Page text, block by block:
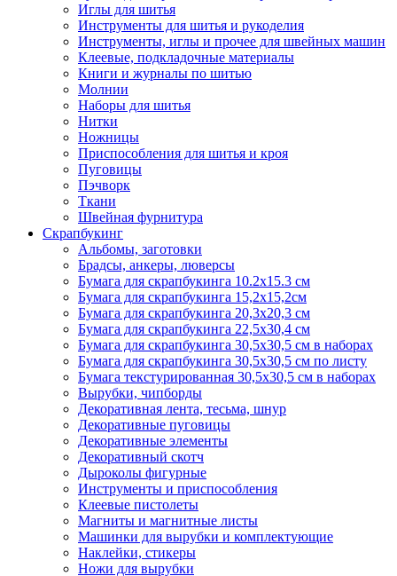
Иглы для шитья
Инструменты для шитья и рукоделия
Инструменты, иглы и прочее для швейных машин
Клеевые, подкладочные материалы
Книги и журналы по шитью
Молнии
Наборы для шитья
Нитки
Ножницы
Приспособления для шитья и кроя
Пуговицы
Пэчворк
Ткани
Швейная фурнитура
Скрапбукинг
Альбомы, заготовки
Брадсы, анкеры, люверсы
Бумага для скрапбукинга 10.2х15.3 см
Бумага для скрапбукинга 15,2х15,2см
Бумага для скрапбукинга 20,3х20,3 см
Бумага для скрапбукинга 22,5х30,4 см
Бумага для скрапбукинга 30,5х30,5 см в наборах
Бумага для скрапбукинга 30,5х30,5 см по листу
Бумага текстурированная 30,5х30,5 см в наборах
Вырубки, чипборды
Декоративная лента, тесьма, шнур
Декоративные пуговицы
Декоративные элементы
Декоративный скотч
Дыроколы фигурные
Инструменты и приспособления
Клеевые пистолеты
Магниты и магнитные листы
Машинки для вырубки и комплектующие
Наклейки, стикеры
Ножи для вырубки